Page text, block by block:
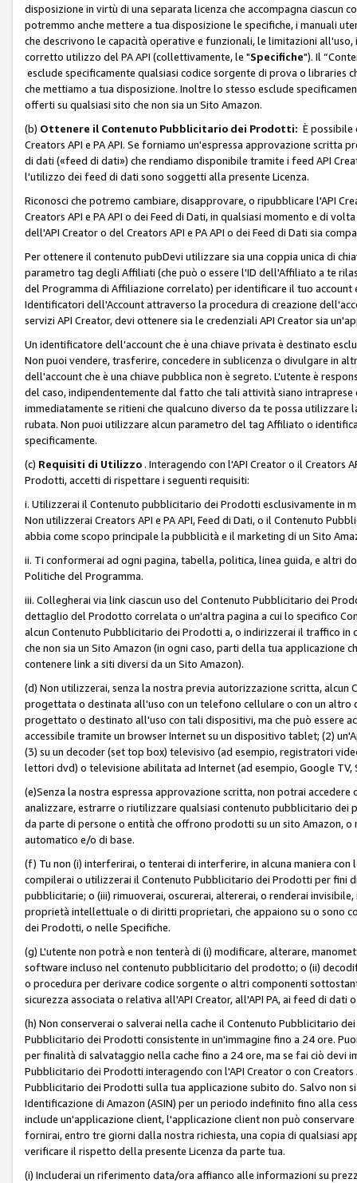
disposizione in virtù di una separata licenza che accompagna ciascun
potremmo anche mettere a tua disposizione le specifiche, i manuali
che descrivono le capacità operative e funzionali, le limitazioni
corretto utilizzo del PA API (collettivamente, le "Specifiche"). Il
esclude specificamente qualsiasi codice sorgente di prova o libraries
che mettiamo a tua disposizione. Inoltre lo stesso esclude
offerti su qualsiasi sito che non sia un Sito Amazon.
(b) Ottenere il Contenuto Pubblicitario dei Prodotti: È
Creators API e PA API. Se forniamo un'espressa approvazione
di dati («feed di dati») che rendiamo disponibile tramite i feed API
l'utilizzo dei feed di dati sono soggetti alla presente Licenza.
Riconosci che potremo cambiare, disapprovare, o ripubblicare l'API
Creators API e PA API o dei Feed di Dati, in qualsiasi momento e di
dell'API Creator o del Creators API e PA API o dei Feed di Dati sia
Per ottenere il contenuto pubDevi utilizzare sia una coppia unica di
parametro tag degli Affiliati (che può o essere l'ID dell'Affiliato a te
del Programma di Affiliazione correlato) per identificare il tuo account
Identificatori dell'Account attraverso la procedura di creazione
servizi API Creator, devi ottenere sia le credenziali API Creator sia
Un identificatore dell'account che è una chiave privata è destinato
Non puoi vendere, trasferire, concedere in sublicenza o divulgare in
dell'account che è una chiave pubblica non è segreto. L'utente è
del caso, indipendentemente dal fatto che tali attività siano
immediatamente se ritieni che qualcuno diverso da te possa
rubata. Non puoi utilizzare alcun parametro del tag Affiliato o
specificamente.
(c) Requisiti di Utilizzo . Interagendo con l'API Creator o il Creators
Prodotti, accetti di rispettare i seguenti requisiti:
i. Utilizzerai il Contenuto pubblicitario dei Prodotti esclusivamente in
Non utilizzerai Creators API e PA API, Feed di Dati, o il Contenuto
abbia come scopo principale la pubblicità e il marketing di un Sito
ii. Ti conformerai ad ogni pagina, tabella, politica, linea guida, e altri
Politiche del Programma.
iii. Collegherai via link ciascun uso del Contenuto Pubblicitario dei
dettaglio del Prodotto correlata o un'altra pagina a cui lo specifico
alcun Contenuto Pubblicitario dei Prodotti a, o indirizzerai il traffico in
che non sia un Sito Amazon (in ogni caso, parti della tua
contenere link a siti diversi da un Sito Amazon).
(d) Non utilizzerai, senza la nostra previa autorizzazione scritta,
progettata o destinata all'uso con un telefono cellulare o con un
progettato o destinato all'uso con tali dispositivi, ma che può essere
accessibile tramite un browser Internet su un dispositivo tablet; (2)
(3) su un decoder (set top box) televisivo (ad esempio, registratori
lettori dvd) o televisione abilitata ad Internet (ad esempio, Google TV,
(e)Senza la nostra espressa approvazione scritta, non potrai
analizzare, estrarre o riutilizzare qualsiasi contenuto pubblicitario
da parte di persone o entità che offrono prodotti su un sito Amazon,
automatico e/o di base.
(f) Tu non (i) interferirai, o tenterai di interferire, in alcuna maniera
compilerai o utilizzerai il Contenuto Pubblicitario dei Prodotti per
pubblicitarie; o (iii) rimuoverai, oscurerai, altererai, o renderai
proprietà intellettuale o di diritti proprietari, che appaiono su o sono
dei Prodotti, o nelle Specifiche.
(g) L'utente non potrà e non tenterà di (i) modificare, alterare,
software incluso nel contenuto pubblicitario del prodotto; o (ii)
o procedura per derivare codice sorgente o altri componenti
sicurezza associata o relativa all'API Creator, all'API PA, ai feed di
(h) Non conserverai o salverai nella cache il Contenuto Pubblicitario
Pubblicitario dei Prodotti consistente in un'immagine fino a 24 ore.
per finalità di salvataggio nella cache fino a 24 ore, ma se fai ciò
Pubblicitario dei Prodotti interagendo con l'API Creator o con
Pubblicitario dei Prodotti sulla tua applicazione subito do. Salvo non
Identificazione di Amazon (ASIN) per un periodo indefinito fino alla
include un'applicazione client, l'applicazione client non può
fornirai, entro tre giorni dalla nostra richiesta, una copia di qualsiasi
verificare il rispetto della presente Licenza da parte tua.
(i) Includerai un riferimento data/ora affianco alle informazioni su